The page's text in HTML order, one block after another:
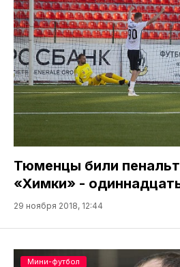
Тюменцы били
«Химки» -
29 ноября 2018, 12:44
Мини-футбол